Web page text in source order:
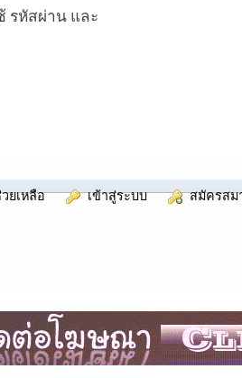
รหัสผ่าน และ
ยเหลือ เข้าสู่ระบบ สมัครสม